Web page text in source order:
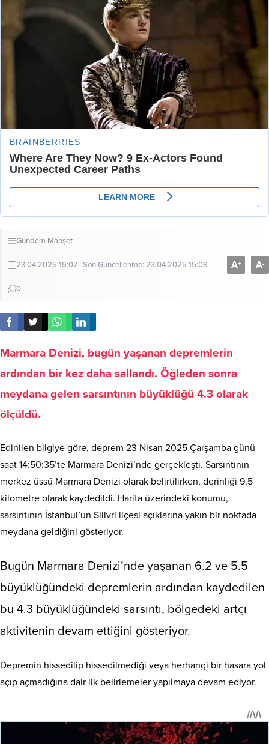
Gündem Manşet
23.04.2025 15:07 | Son Güncellenme: 23.04.2025 15:08
0
A+ A-
Marmara Denizi, bugün yaşanan depremlerin
ardından bir kez daha sallandı. Öğleden sonra
meydana gelen sarsıntının büyüklüğü 4.3 olarak
ölçüldü.
Edinilen bilgiye göre, deprem 23 Nisan 2025 Çarşamba günü
saat 14:50:35’te Marmara Denizi’nde gerçekleşti. Sarsıntının
merkez üssü Marmara Denizi olarak belirtilirken, derinliği 9.5
kilometre olarak kaydedildi. Harita üzerindeki konumu,
sarsıntının İstanbul’un Silivri ilçesi açıklarına yakın bir noktada
meydana geldiğini gösteriyor.
Bugün Marmara Denizi’nde yaşanan 6.2 ve 5.5
büyüklüğündeki depremlerin ardından kaydedilen
bu 4.3 büyüklüğündeki sarsıntı, bölgedeki artçı
aktivitenin devam ettiğini gösteriyor.
Depremin hissedilip hissedilmediği veya herhangi bir hasara yol
açıp açmadığına dair ilk belirlemeler yapılmaya devam ediyor.